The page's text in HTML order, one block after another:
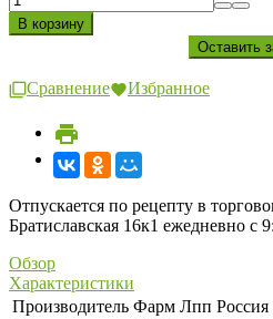
Сравнение Избранное
Отпускается по рецепту в
Братиславская 16к1 ежедневно с
Обзор
Характеристики
Производитель Фарм Лпп Россия